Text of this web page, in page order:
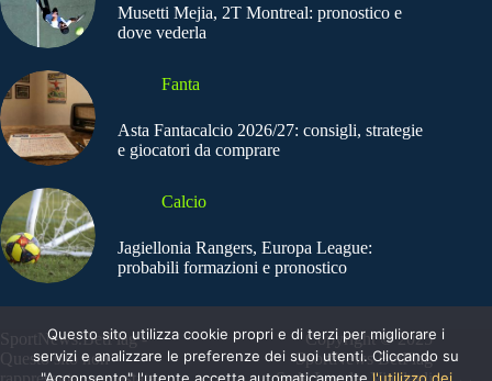
Musetti Mejia, 2T Montreal: pronostico e
dove vederla
Fanta
Asta Fantacalcio 2026/27: consigli, strategie
e giocatori da comprare
Calcio
Jagiellonia Rangers, Europa League:
probabili formazioni e pronostico
SportNews.BetFlag -
Questo sito non
Copyright © 2025
SportNews BetFlag
Questo sito utilizza cookie propri e di terzi per migliorare i
servizi e analizzare le preferenze dei suoi utenti. Cliccando su